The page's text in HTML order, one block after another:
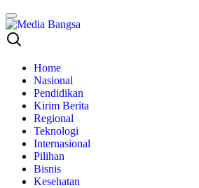
Media Bangsa
Portal Berita Nasional Terpercaya
Home
Nasional
Pendidikan
Kirim Berita
Regional
Teknologi
Internasional
Pilihan
Bisnis
Kesehatan